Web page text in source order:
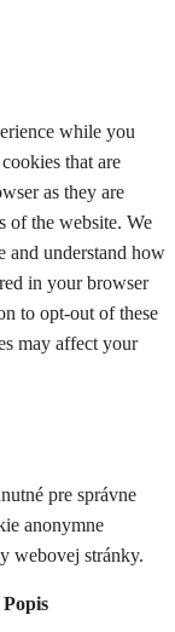
while you
that are
as they are
of the website. We
and understand how
in your browser
to opt-out of these
may affect your
pre správne
anonymne
webovej stránky.
Popis